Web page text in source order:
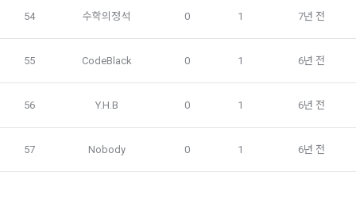
에게 제공한다.
2. "회사"는 "인재회원"이 ‘데이콘 인재풀 등록’의 서비스를 이용
했을 경우, “기업회원”의 개인정보 열람에 동의한 것으로 간주하
을 위하여 개인정보를 이용합니다.
주는 행위에 대한 방지 및 제재, 계정도용 및 부정거래 방지, 약
니다.
54 수학의정석 0 1 7년 전
55 CodeBlack 0 1 6년 전
56 Y.H.B 0 1 6년 전
57 Nobody 0 1 6년 전